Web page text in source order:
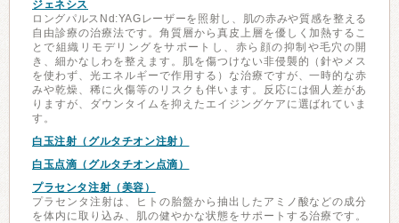
ジェネシス
ロングパルスNd:YAGレーザーを照射し、肌の赤みや質感を整える
自由診療の治療法です。角質層から真皮上層を優しく加熱するこ
とで組織リモデリングをサポートし、赤ら顔の抑制や毛穴の開
き、細かなしわを整えます。肌を傷つけない非侵襲的（針やメス
を使わず、光エネルギーで作用する）な治療ですが、一時的な赤
みや乾燥、稀に火傷等のリスクも伴います。反応には個人差があ
りますが、ダウンタイムを抑えたエイジングケアに選ばれていま
す。
白玉注射（グルタチオン注射）
白玉点滴（グルタチオン点滴）
プラセンタ注射（美容）
プラセンタ注射は、ヒトの胎盤から抽出したアミノ酸などの成分
を体内に取り込み、肌の健やかな状態をサポートする治療です。